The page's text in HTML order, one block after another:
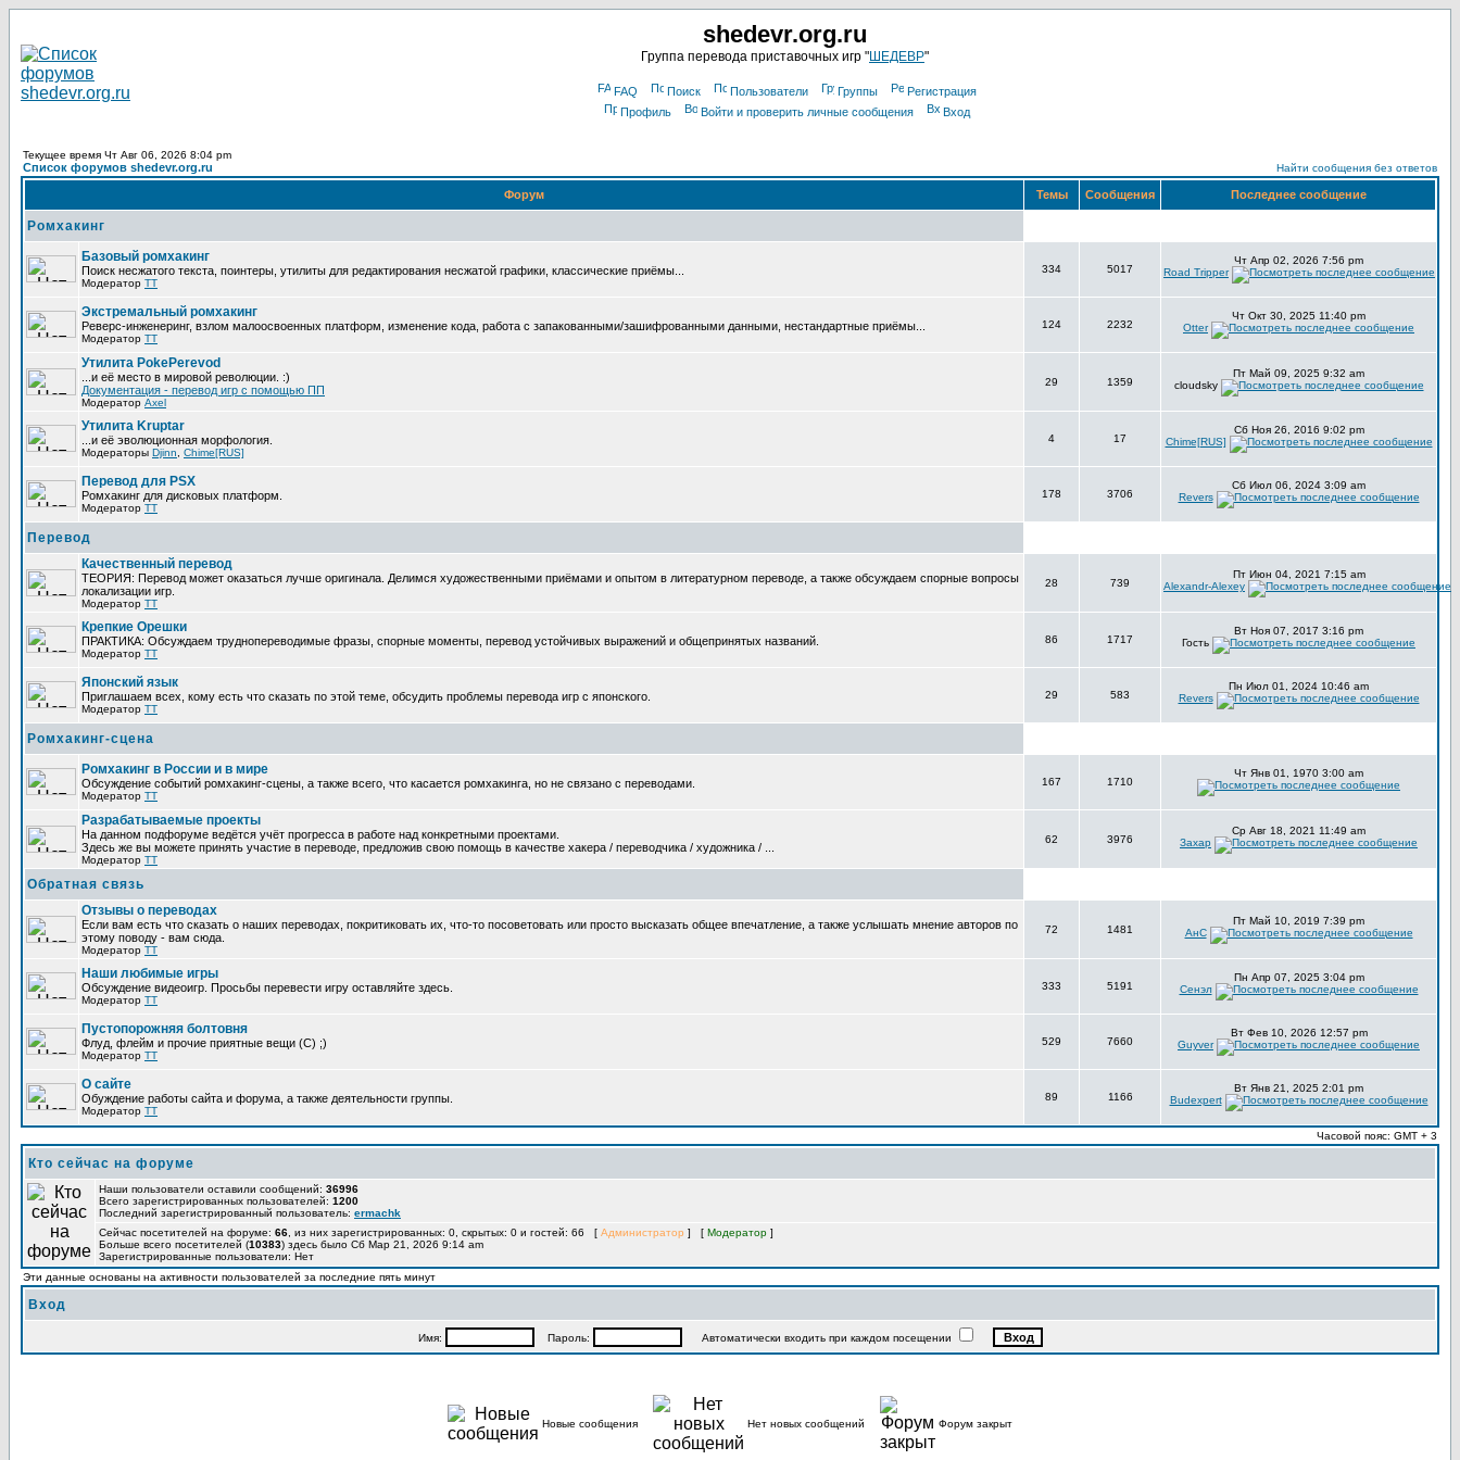
shedevr.org.ru
Группа перевода приставочных игр "ШЕДЕВР"
FAQ Поиск Пользователи Группы
Регистрация
Профиль
Войти и проверить личные сообщения Вход
Текущее время Чт Авг 06, 2026 8:04 pm
Список форумов shedevr.org.ru Найти сообщения без ответов
Форум Темы Сообщения Последнее сообщение
Ромхакинг
Базовый ромхакинг
Поиск несжатого текста, поинтеры, утилиты для редактирования несжатой графики, классические приёмы...
Модератор TT
334 5017
Чт Апр 02, 2026 7:56 pm
Road Tripper
Экстремальный ромхакинг
Реверс-инженеринг, взлом малоосвоенных платформ, изменение кода, работа с запакованными/зашифрованными данными, нестандартные приёмы...
Модератор TT
124 2232
Чт Окт 30, 2025 11:40 pm
Otter
Утилита PokePerevod
...и её место в мировой революции. :)
Документация - перевод игр с помощью ПП
Модератор Axel
29 1359
Пт Май 09, 2025 9:32 am
cloudsky
Утилита Kruptar
...и её эволюционная морфология.
Модераторы Djinn Chime[RUS]
4 17
Сб Ноя 26, 2016 9:02 pm
Chime[RUS]
Перевод для PSX
Ромхакинг для дисковых платформ.
Модератор TT
178 3706
Сб Июл 06, 2024 3:09 am
Revers
Перевод
Качественный перевод
ТЕОРИЯ: Перевод может оказаться лучше оригинала. Делимся художественными приёмами и опытом в литературном переводе, а также обсуждаем спорные вопросы
локализации игр.
Модератор TT
28 739
Пт Июн 04, 2021 7:15 am
Alexandr-Alexey
Крепкие Орешки
ПРАКТИКА: Обсуждаем труднопереводимые фразы, спорные моменты, перевод устойчивых выражений и общепринятых названий.
Модератор TT
86 1717
Вт Ноя 07, 2017 3:16 pm
Гость
Японский язык
Приглашаем всех, кому есть что сказать по этой теме, обсудить проблемы перевода игр с японского.
Модератор TT
29 583
Пн Июл 01, 2024 10:46 am
Revers
Ромхакинг-сцена
Ромхакинг в России и в мире
Обсуждение событий ромхакинг-сцены, а также всего, что касается ромхакинга, но не связано с переводами.
Модератор TT
167 1710
Чт Янв 01, 1970 3:00 am
Разрабатываемые проекты
На данном подфоруме ведётся учёт прогресса в работе над конкретными проектами.
Здесь же вы можете принять участие в переводе, предложив свою помощь в качестве хакера / переводчика / художника / ...
Модератор TT
62 3976
Ср Авг 18, 2021 11:49 am
Захар
Обратная связь
Отзывы о переводах
Если вам есть что сказать о наших переводах, покритиковать их, что-то посоветовать или просто высказать общее впечатление, а также услышать мнение авторов по
этому поводу - вам сюда.
Модератор TT
72 1481
Пт Май 10, 2019 7:39 pm
АнС
Наши любимые игры
Обсуждение видеоигр. Просьбы перевести игру оставляйте здесь.
Модератор TT
333 5191
Пн Апр 07, 2025 3:04 pm
Сенэл
Пустопорожняя болтовня
Флуд, флейм и прочие приятные вещи (C) ;)
Модератор TT
529 7660
Вт Фев 10, 2026 12:57 pm
Guyver
О сайте
Обуждение работы сайта и форума, а также деятельности группы.
Модератор TT
89 1166
Вт Янв 21, 2025 2:01 pm
Budexpert
Часовой пояс: GMT + 3
Кто сейчас на форуме
Наши пользователи оставили сообщений: 36996
Всего зарегистрированных пользователей: 1200
Последний зарегистрированный пользователь: ermachk
Сейчас посетителей на форуме: 66 , из них зарегистрированных: 0, скрытых: 0 и гостей: 66 [ Администратор ] [ Модератор ]
Больше всего посетителей (10383) здесь было Сб Мар 21, 2026 9:14 am
Зарегистрированные пользователи: Нет
Эти данные основаны на активности пользователей за последние пять минут
Вход
Имя: Пароль: Автоматически входить при каждом посещении
Новые сообщения Нет новых сообщений Форум закрыт